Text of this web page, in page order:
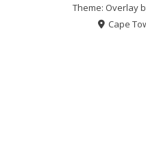
Theme: Overlay
Cape